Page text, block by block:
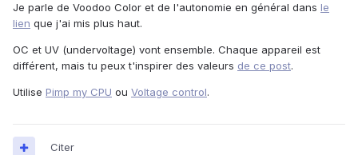
Je parle de Voodoo Color et de l'autonomie en général dans le
lien que j'ai mis plus haut.
OC et UV (undervoltage) vont ensemble. Chaque appareil est
différent, mais tu peux t'inspirer des valeurs de ce post.
Utilise Pimp my CPU ou Voltage control.
Citer